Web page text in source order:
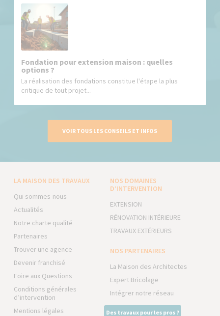
Fondation pour extension maison : quelles
options ?
La réalisation des fondations constitue l'étape la plus
critique de tout projet...
VOIR TOUS LES CONSEILS ET INFOS
LA MAISON DES TRAVAUX
Qui sommes-nous
Actualités
Notre charte qualité
Partenaires
Trouver une agence
Devenir franchisé
Foire aux Questions
Conditions générales
d’intervention
Mentions légales
NOS DOMAINES
D’INTERVENTION
EXTENSION
RÉNOVATION INTÉRIEURE
TRAVAUX EXTÉRIEURS
NOS PARTENAIRES
La Maison des Architectes
Expert Bricolage
Intégrer notre réseau
Des travaux pour les pros ?